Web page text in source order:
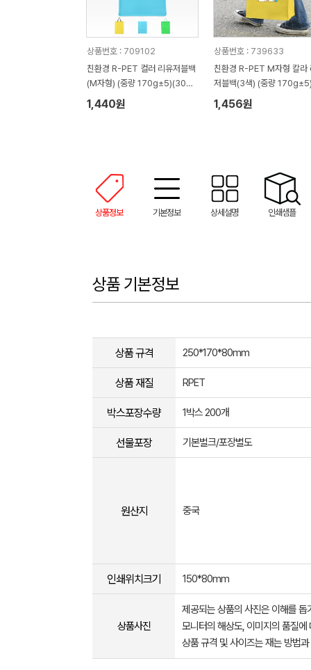
상품번호 : 709102
친환경 R-PET 컬러 리유저블백
(M자형) (중량 170g±5)(300x
140x420mm)
1,440원
상품번호 : 739633
친환경 R-PET M자형 칼라
저블백(3색) (중량
00x140x420mm)
1,456원
상품정보 기본정보 상세설명 인쇄샘플
상품 기본정보
상품 규격 250*170*80mm
상품 재질 RPET
박스포장수량 1박스 200개
선물포장 기본벌크/포장별도
원산지 중국
인쇄위치크기 150*80mm
상품사진
제공되는 상품의 사진은 이해를
모니터의 해상도, 이미지의 품질
상품 규격 및 사이즈는 재는 방법